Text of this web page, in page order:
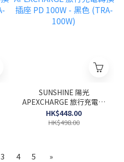
SUNSHINE 陽光
APEXCHARGE 旅行充電轉
換插座 PD 100W - 黑色
(TRA-100W)
HK$448.00
HK$498.00
3 4 5 »